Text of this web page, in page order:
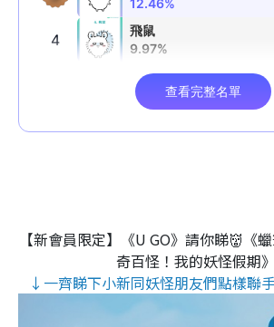
【新會員限定】《U GO》請你睇👹《
奇百怪！我的妖怪假期》
↓一齊睇下小新同妖怪朋友們點樣聯